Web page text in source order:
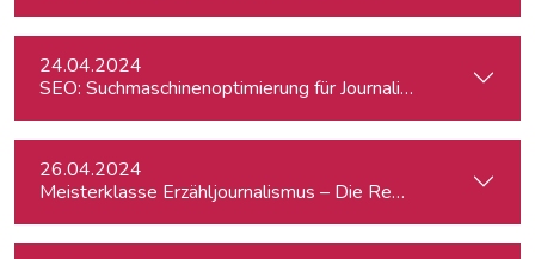
24.04.2024
SEO: Suchmaschinenoptimierung für Journalist:innen
26.04.2024
Meisterklasse Erzähljournalismus – Die